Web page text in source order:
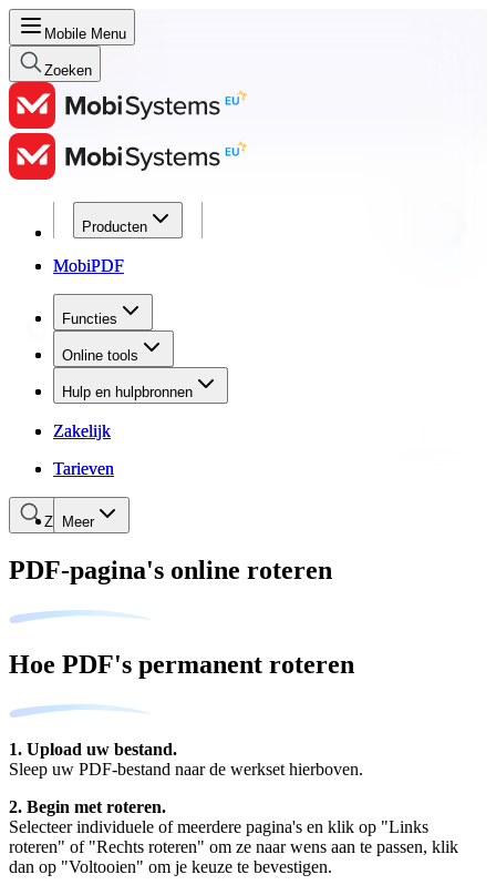
Mobile Menu
Zoeken
Producten
MobiPDF
Functies
Online tools
Hulp en hulpbronnen
Zakelijk
Tarieven
Meer
Producten
MobiPDF
Functies
Online tools
Hulp en hulpbronnen
Zakelijk
Tarieven
Zoeken
PDF-pagina's online roteren
Hoe PDF's permanent roteren
1. Upload uw bestand.
Sleep uw PDF-bestand naar de werkset hierboven.
2. Begin met roteren.
Selecteer individuele of meerdere pagina's en klik op "Links
roteren" of "Rechts roteren" om ze naar wens aan te passen, klik
dan op "Voltooien" om je keuze te bevestigen.